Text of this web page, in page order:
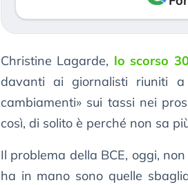
Christine Lagarde, lo scorso
davanti ai giornalisti riuniti a
cambiamenti» sui tassi nei
così, di solito è perché non sa
Il problema della BCE, oggi,
ha in mano sono quelle